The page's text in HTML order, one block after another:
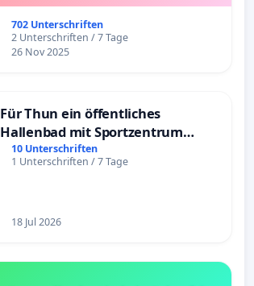
Überprüfung und Alternativen
702 Unterschriften
2 Unterschriften / 7 Tage
26 Nov 2025
Für Thun ein öffentliches
Hallenbad mit Sportzentrum
schaffen
10 Unterschriften
1 Unterschriften / 7 Tage
18 Jul 2026